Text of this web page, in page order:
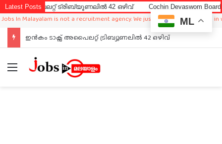
Latest Postsട്രിബ്യൂണലിൽ 42 ഒഴിവ് Cochin Devaswom Board LD
Malayalam is not a recruitment agency. We just sharing available job in
ഇൻകം ടാക്സ് അപൈലറ്റ് ട്രിബ്യൂണലിൽ 42 ഒഴിവ്
Menu
ML